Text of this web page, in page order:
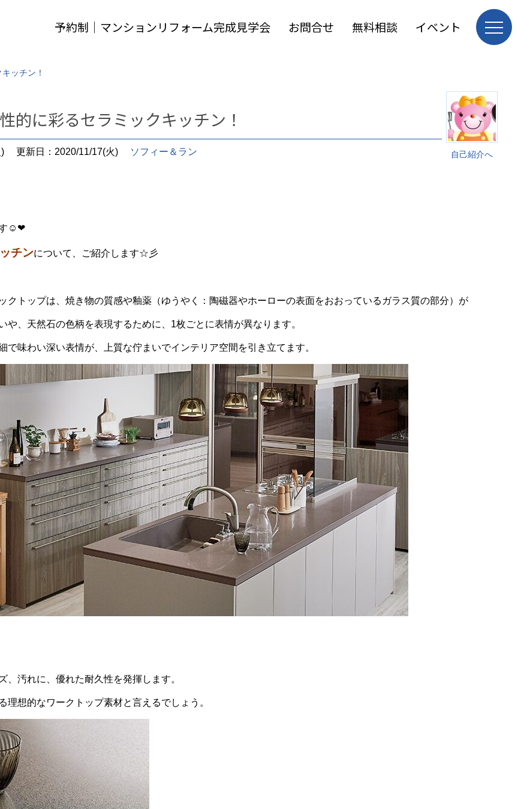
予約制｜マンションリフォーム完成見学会 お問合せ 無料相談 イベント
ッチン！
自己紹介へ
的に彩るセラミックキッチン！
更新日：2020/11/17(火) ソフィー＆ラン
す☺❤
チンについて、ご紹介します☆彡
クトップは、焼き物の質感や釉薬（ゆうやく：陶磁器やホーローの表面をおおっているガラス質の部分）が
や、天然石の色柄を表現するために、1枚ごとに表情が異なります。
で味わい深い表情が、上質な佇まいでインテリア空間を引き立てます。
、汚れに、優れた耐久性を発揮します。
理想的なワークトップ素材と言えるでしょう。